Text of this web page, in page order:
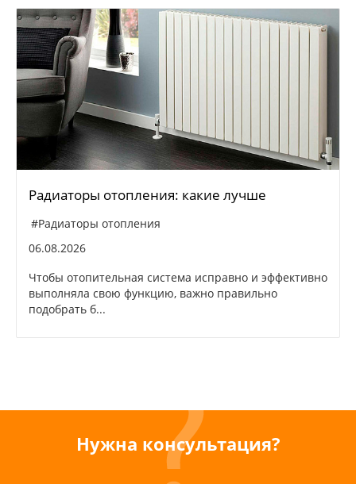
Радиаторы отопления: какие лучше
#Радиаторы отопления
06.08.2026
Чтобы отопительная система исправно и эффективно
выполняла свою функцию, важно правильно
подобрать б...
Нужна консультация?